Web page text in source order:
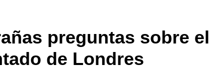
preguntas sobre el
de Londres